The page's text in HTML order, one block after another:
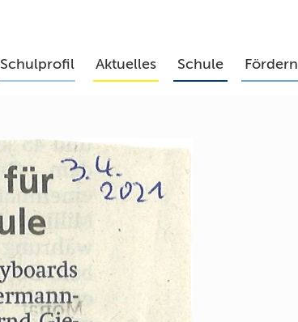
Schulprofil Aktuelles Schule Fördern